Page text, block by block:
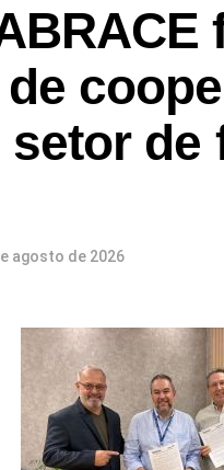
de
agosto de 2026